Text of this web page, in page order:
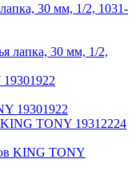
30 мм, 1/2, 1031-
KING TONY 19312224